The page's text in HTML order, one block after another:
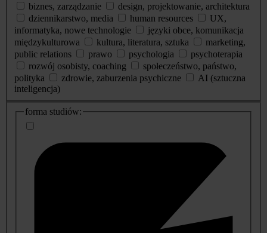
biznes, zarządzanie
design, projektowanie, architektura
dziennikarstwo, media
human resources
UX,
informatyka, nowe technologie
języki obce, komunikacja
międzykulturowa
kultura, literatura, sztuka
marketing,
public relations
prawo psychologia
psychoterapia
rozwój osobisty, coaching
społeczeństwo, państwo,
polityka
zdrowie, zaburzenia psychiczne
AI (sztuczna
inteligencja)
dodatkowe
informacje
forma studiów: